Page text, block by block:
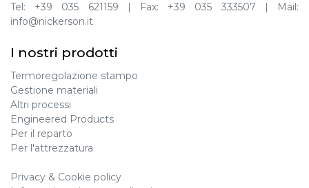
Tel: +39 035 621159 | Fax: +39 035 333507 | Mail:
info@nickerson.it
I nostri prodotti
Termoregolazione stampo
Gestione materiali
Altri processi
Engineered Products
Per il reparto
Per l'attrezzatura
Privacy & Cookie policy